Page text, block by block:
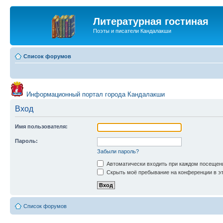
Литературная гостиная
Поэты и писатели Кандалакши
Список форумов
Информационный портал города Кандалакши
Вход
Имя пользователя:
Пароль:
Забыли пароль?
Автоматически входить при каждом
Скрыть моё пребывание на конференции в
Список форумов